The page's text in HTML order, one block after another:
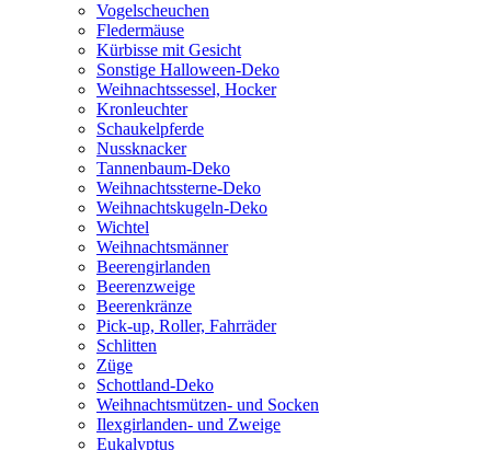
Vogelscheuchen
Fledermäuse
Kürbisse mit Gesicht
Sonstige Halloween-Deko
Weihnachtssessel, Hocker
Kronleuchter
Schaukelpferde
Nussknacker
Tannenbaum-Deko
Weihnachtssterne-Deko
Weihnachtskugeln-Deko
Wichtel
Weihnachtsmänner
Beerengirlanden
Beerenzweige
Beerenkränze
Pick-up, Roller, Fahrräder
Schlitten
Züge
Schottland-Deko
Weihnachtsmützen- und Socken
Ilexgirlanden- und Zweige
Eukalyptus